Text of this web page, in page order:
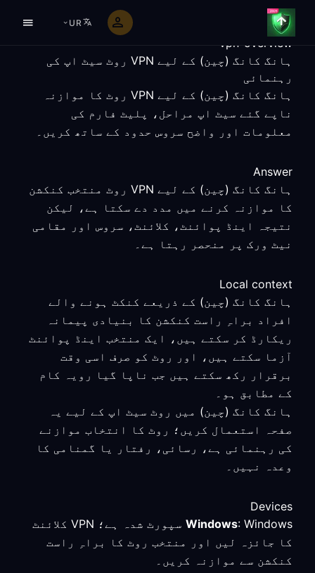
UR
vpn-overview
ہانگ کانگ (چین) کے لیے VPN روٹ سیٹ اپ کی
رہنمائی
ہانگ کانگ (چین) کے لیے VPN روٹ کا موازنہ
ناپے گئے سیٹ اپ مراحل، پلیٹ فارم کی
معلومات اور واضح سروس حدود کے ساتھ کریں۔
Answer
ہانگ کانگ (چین) کے لیے VPN روٹ منتخب کنکشن
کا موازنہ کرنے میں مدد دے سکتا ہے، لیکن
نتیجہ اینڈ پوائنٹ، کلائنٹ، سروس اور مقامی
نیٹ ورک پر منحصر رہتا ہے۔
Local context
ہانگ کانگ (چین) کے ذریعے کنکٹ ہونے والے
افراد براہِ راست کنکشن کا بنیادی پیمانہ
ریکارڈ کر سکتے ہیں، ایک منتخب اینڈ پوائنٹ
آزما سکتے ہیں، اور روٹ کو صرف اسی وقت
برقرار رکھ سکتے ہیں جب ناپا گیا رویہ کام
کے مطابق ہو۔
ہانگ کانگ (چین) میں روٹ سیٹ اپ کے لیے یہ
صفحہ استعمال کریں؛ روٹ کا انتخاب موازنے
کی رہنمائی ہے، رسائی، رفتار یا گمنامی کا
وعدہ نہیں۔
Devices
Windows
: Windows سپورٹ شدہ ہے؛ VPN کلائنٹ
کا جائزہ لیں اور منتخب روٹ کا براہِ راست
کنکشن سے موازنہ کریں۔